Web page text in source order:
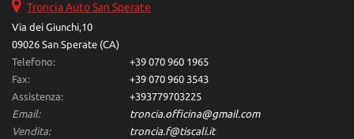
Troncia Auto San Sperate
Via dei Giunchi,10
09026 San Sperate (CA)
Telefono:
+39 070 960 1965
Fax:
+39 070 960 3543
Assistenza:
+393779703225
Email:
troncia.officina@gmail.com
Vendita:
troncia.f@tiscali.it